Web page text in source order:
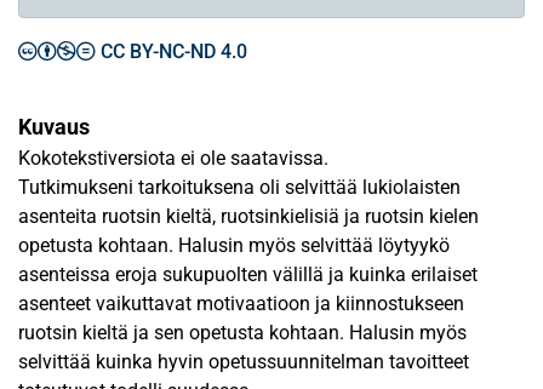
CC BY-NC-ND 4.0
Kuvaus
Kokotekstiversiota ei ole saatavissa.
Tutkimukseni tarkoituksena oli selvittää lukiolaisten
asenteita ruotsin kieltä, ruotsinkielisiä ja ruotsin kielen
opetusta kohtaan. Halusin myös selvittää löytyykö
asenteissa eroja sukupuolten välillä ja kuinka erilaiset
asenteet vaikuttavat motivaatioon ja kiinnostukseen
ruotsin kieltä ja sen opetusta kohtaan. Halusin myös
selvittää kuinka hyvin opetussuunnitelman tavoitteet